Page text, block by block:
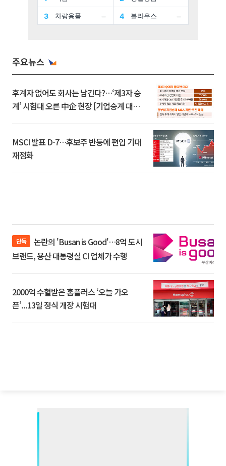
주요뉴스
후계자 없어도 회사는 남긴다?…‘제3자 승
계’ 시험대 오른 中企 현장 [기업승계 대전
MSCI 발표 D-7…후보주 반등에 편입 기대
재점화
단독
브랜드, 용산 대통령실 CI 업체가 수행
2000억 수혈받은 홈플러스 ‘오늘 가오
픈’...13일 정식 개장 시험대